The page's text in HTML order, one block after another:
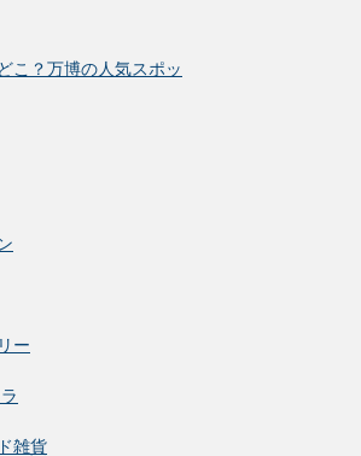
こ？万博の人気スポッ
ー
雑貨